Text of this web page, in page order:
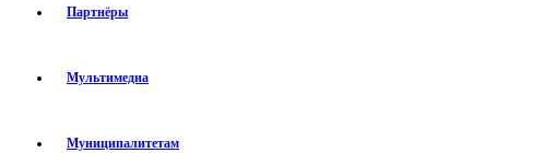
Партнёры
Мультимедиа
Муниципалитетам